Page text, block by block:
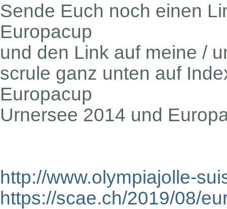
Sende Euch noch einen
Europacup
und den Link auf meine /
scrule ganz unten auf
Europacup
Urnersee 2014 und
http://www.olympiajolle-
https://scae.ch/2019/08/